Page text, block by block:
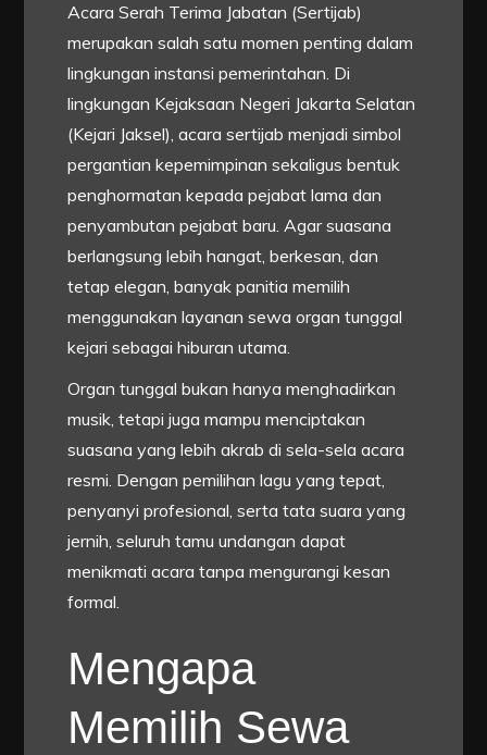
Acara Serah Terima Jabatan (Sertijab)
merupakan salah satu momen penting dalam
lingkungan instansi pemerintahan. Di
lingkungan Kejaksaan Negeri Jakarta Selatan
(Kejari Jaksel), acara sertijab menjadi simbol
pergantian kepemimpinan sekaligus bentuk
penghormatan kepada pejabat lama dan
penyambutan pejabat baru. Agar suasana
berlangsung lebih hangat, berkesan, dan
tetap elegan, banyak panitia memilih
menggunakan layanan sewa organ tunggal
kejari sebagai hiburan utama.
Organ tunggal bukan hanya menghadirkan
musik, tetapi juga mampu menciptakan
suasana yang lebih akrab di sela-sela acara
resmi. Dengan pemilihan lagu yang tepat,
penyanyi profesional, serta tata suara yang
jernih, seluruh tamu undangan dapat
menikmati acara tanpa mengurangi kesan
formal.
Mengapa
Memilih Sewa